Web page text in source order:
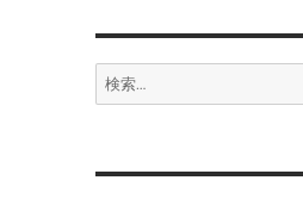
ン
検
索: